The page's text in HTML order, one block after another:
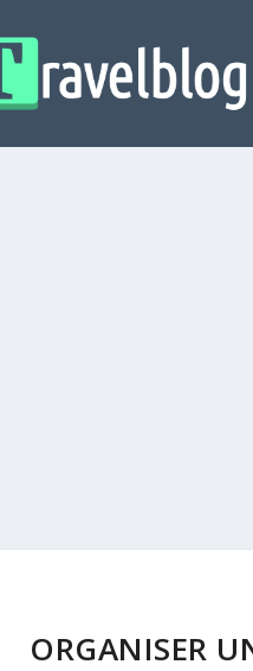
ORGANISER